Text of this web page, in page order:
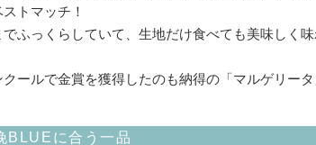
ストマッチ！
でふっくらしていて、生地だけ食べても美味しく
クールで金賞を獲得したのも納得の「マルゲリー
BLUEに合う一品